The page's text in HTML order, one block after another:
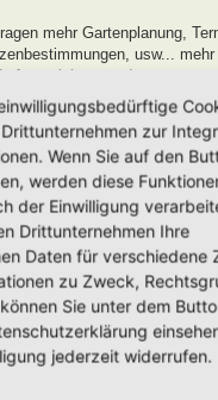
mehr Gartenplanung,
usw... mehr
geworden.
Forum, dort helfen wir Euch
zur
Wenn Sie auf den
werden diese
der Einwilligung
Drittunternehmen Ihre
Daten für verschiedene
zu Zweck,
Sie unter dem
jederzeit widerrufen.